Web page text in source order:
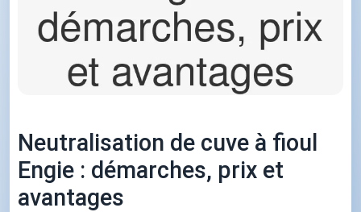
Neutralisation de cuve à fioul
Engie : démarches, prix et
avantages